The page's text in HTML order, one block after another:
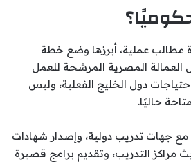
عملية، أبرزها وضع خطة
العمالة المصرية المرشحة للعمل
دول الخليج الفعلية، وليس
حاليًا.
مع جهات تدريب دولية، وإصدار شهادات
مراكز التدريب، وتقديم برامج قصيرة